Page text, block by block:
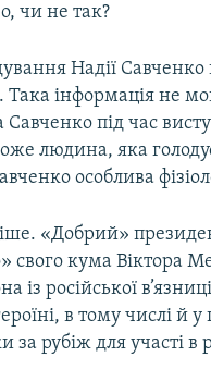
чи не так?
Надії
інформація не
Савченко під час
людина, яка
особлива
«Добрий»
свого кума Віктора
із російської
в тому числі й
за рубіж для участі